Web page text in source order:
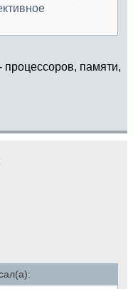
процессоров, памяти,